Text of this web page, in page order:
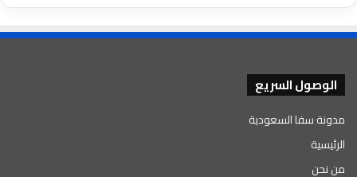
الوصول السريع
مدونة سفا السعودية
الرئيسية
من نحن